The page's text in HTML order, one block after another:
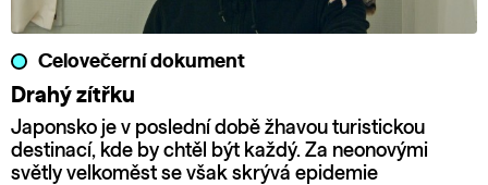
Celovečerní dokument
Drahý zítřku
Japonsko je v poslední době žhavou turistickou
destinací, kde by chtěl být každý. Za neonovými
světly velkoměst se však skrývá epidemie